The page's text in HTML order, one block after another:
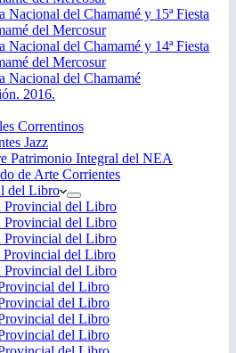
Nacional del Chamamé y 15ª Fiesta
del Mercosur
Nacional del Chamamé y 14ª Fiesta
del Mercosur
Nacional del Chamamé
2016.
Correntinos
Jazz
Patrimonio Integral del NEA
de Arte Corrientes
del Libro
Provincial del Libro
Provincial del Libro
Provincial del Libro
Provincial del Libro
Provincial del Libro
del Libro
del Libro
del Libro
del Libro